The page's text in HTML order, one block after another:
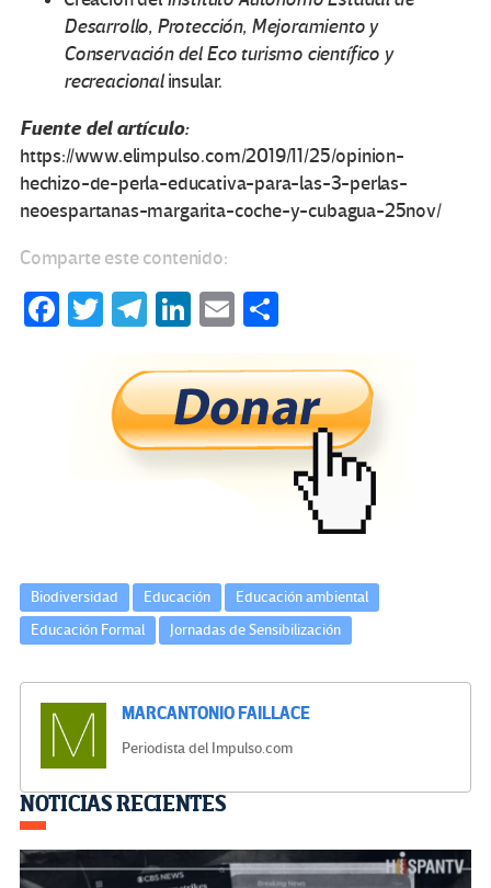
Desarrollo, Protección, Mejoramiento y
Conservación del Eco turismo científico y
recreacionalinsular.
Fuente del artículo:
https://www.elimpulso.com/2019/11/25/opinion-
hechizo-de-perla-educativa-para-las-3-perlas-
neoespartanas-margarita-coche-y-cubagua-25nov/
Comparte este contenido:
Fa T
tt
er
Te
gr
a
m
Li
ke
dI
n
E
ail m
p
ar
tir
Biodiversidad Educación
Educación ambiental
Educación Formal
Jornadas de Sensibilización
MARCANTONIO FAILLACE
Periodista del Impulso.com
Navegación
de
NOTICIAS RECIENTES